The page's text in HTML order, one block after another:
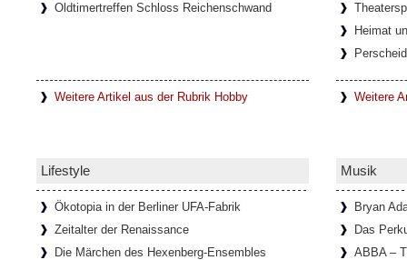
Ponte del Diavolo - Teufelsbrücke
In einem kleinen Ort mit dem Namen
Diavolo, die [Weiterlesen...]
Um Schloss Köpenick rankt sich eine
ehemalige Burg auf der Schlossinsel, mit
ausgezeichnete
[Weiterlesen...]
Oldtimertreffen Schloss Reichenschwand
Weitere Artikel aus der Rubrik Hobby
Heimat
Weitere
Lifestyle
Ökotopia in der Berliner UFA-Fabrik
Zeitalter der Renaissance
Die Märchen des Hexenberg-Ensembles
Musik
Bryan
Das
ABBA –